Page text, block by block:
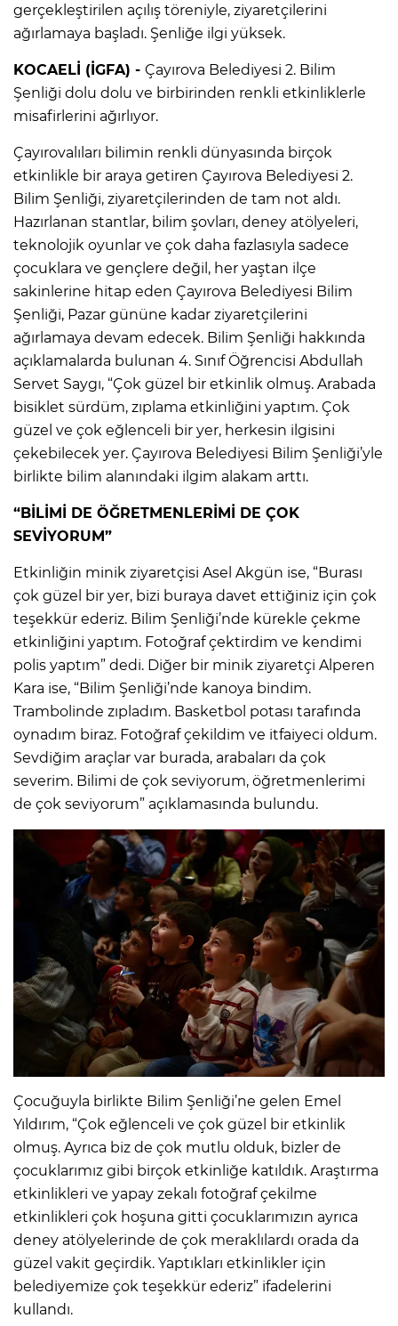
gerçekleştirilen açılış töreniyle, ziyaretçilerini
ağırlamaya başladı. Şenliğe ilgi yüksek.
KOCAELİ (İGFA) - Çayırova Belediyesi 2. Bilim
Şenliği dolu dolu ve birbirinden renkli etkinliklerle
misafirlerini ağırlıyor.
Çayırovalıları bilimin renkli dünyasında birçok
etkinlikle bir araya getiren Çayırova Belediyesi 2.
Bilim Şenliği, ziyaretçilerinden de tam not aldı.
Hazırlanan stantlar, bilim şovları, deney atölyeleri,
teknolojik oyunlar ve çok daha fazlasıyla sadece
çocuklara ve gençlere değil, her yaştan ilçe
sakinlerine hitap eden Çayırova Belediyesi Bilim
Şenliği, Pazar gününe kadar ziyaretçilerini
ağırlamaya devam edecek. Bilim Şenliği hakkında
açıklamalarda bulunan 4. Sınıf Öğrencisi Abdullah
Servet Saygı, “Çok güzel bir etkinlik olmuş. Arabada
bisiklet sürdüm, zıplama etkinliğini yaptım. Çok
güzel ve çok eğlenceli bir yer, herkesin ilgisini
çekebilecek yer. Çayırova Belediyesi Bilim Şenliği’yle
birlikte bilim alanındaki ilgim alakam arttı.
“BİLİMİ DE ÖĞRETMENLERİMİ DE ÇOK
SEVİYORUM”
Etkinliğin minik ziyaretçisi Asel Akgün ise, “Burası
çok güzel bir yer, bizi buraya davet ettiğiniz için çok
teşekkür ederiz. Bilim Şenliği’nde kürekle çekme
etkinliğini yaptım. Fotoğraf çektirdim ve kendimi
polis yaptım” dedi. Diğer bir minik ziyaretçi Alperen
Kara ise, “Bilim Şenliği’nde kanoya bindim.
Trambolinde zıpladım. Basketbol potası tarafında
oynadım biraz. Fotoğraf çekildim ve itfaiyeci oldum.
Sevdiğim araçlar var burada, arabaları da çok
severim. Bilimi de çok seviyorum, öğretmenlerimi
de çok seviyorum” açıklamasında bulundu.
Çocuğuyla birlikte Bilim Şenliği’ne gelen Emel
Yıldırım, “Çok eğlenceli ve çok güzel bir etkinlik
olmuş. Ayrıca biz de çok mutlu olduk, bizler de
çocuklarımız gibi birçok etkinliğe katıldık. Araştırma
etkinlikleri ve yapay zekalı fotoğraf çekilme
etkinlikleri çok hoşuna gitti çocuklarımızın ayrıca
deney atölyelerinde de çok meraklılardı orada da
güzel vakit geçirdik. Yaptıkları etkinlikler için
belediyemize çok teşekkür ederiz” ifadelerini
kullandı.